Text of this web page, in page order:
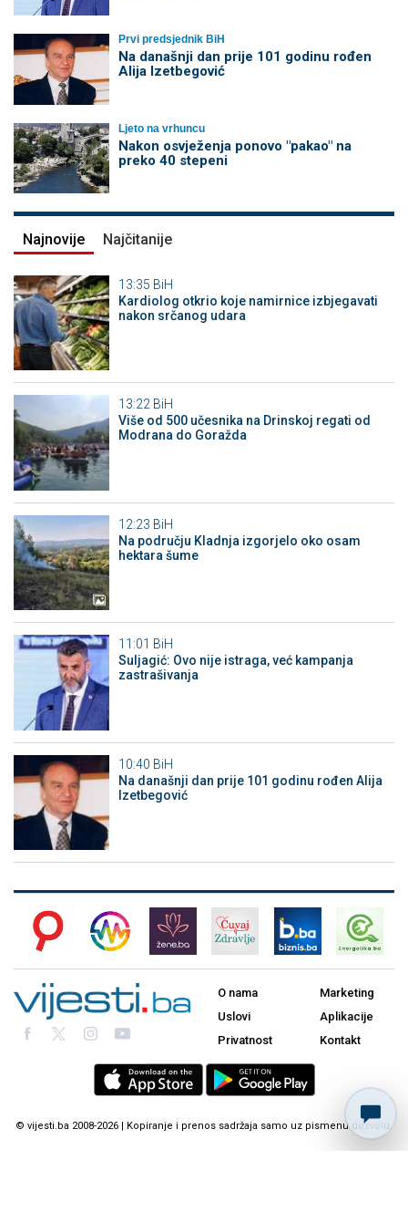
Prvi predsjednik BiH
Na današnji dan prije 101 godinu rođen
Alija Izetbegović
Ljeto na vrhuncu
Nakon osvježenja ponovo "pakao" na
preko 40 stepeni
Najnovije Najčitanije
13:35 BiH
Kardiolog otkrio koje namirnice izbjegavati
nakon srčanog udara
13:22 BiH
Više od 500 učesnika na Drinskoj regati od
Modrana do Goražda
12:23 BiH
Na području Kladnja izgorjelo oko osam
hektara šume
11:01 BiH
Suljagić: Ovo nije istraga, već kampanja
zastrašivanja
10:40 BiH
Na današnji dan prije 101 godinu rođen Alija
Izetbegović
O nama
Uslovi
Privatnost
Marketing
Aplikacije
Kontakt
© vijesti.ba 2008-2026 | Kopiranje i prenos sadržaja samo uz pismenu dozvolu.